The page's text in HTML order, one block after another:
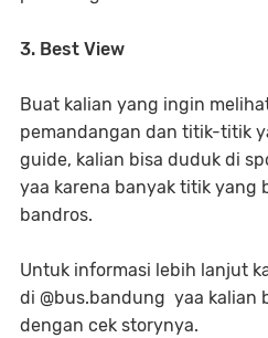
3. Best View
Buat kalian yang ingin
pemandangan dan titik-titik
guide, kalian bisa duduk di
yaa karena banyak titik yang
bandros.
Untuk informasi lebih lanjut
di @bus.bandung yaa kalian
dengan cek storynya.